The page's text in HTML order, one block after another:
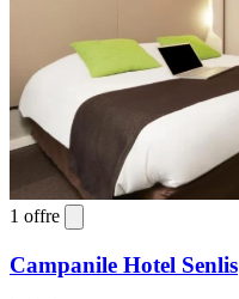
1 offre
Campanile Hotel Senlis